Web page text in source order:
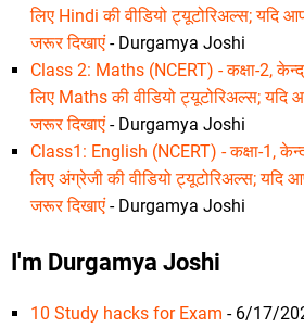
लिए Hindi की वीडियो ट्यूटोरिअल्स; यदि
जरूर दिखाएं- Durgamya Joshi
Class 2: Maths (NCERT) - कक्षा-2,
लिए Maths की वीडियो ट्यूटोरिअल्स; यदि
जरूर दिखाएं- Durgamya Joshi
Class1: English (NCERT) - कक्षा-1,
लिए अंग्रेजी की वीडियो ट्यूटोरिअल्स; यदि
जरूर दिखाएं- Durgamya Joshi
I'm Durgamya Joshi
10 Study hacks for Exam - 6/17/